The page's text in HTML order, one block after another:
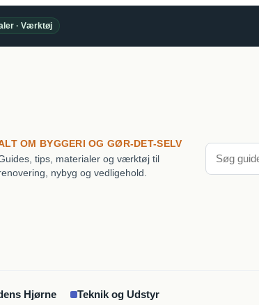
· Værktøj
OM BYGGERI OG GØR-DET-SELV
tips, materialer og værktøj til
nybyg og vedligehold.
Hjørne Teknik og Udstyr